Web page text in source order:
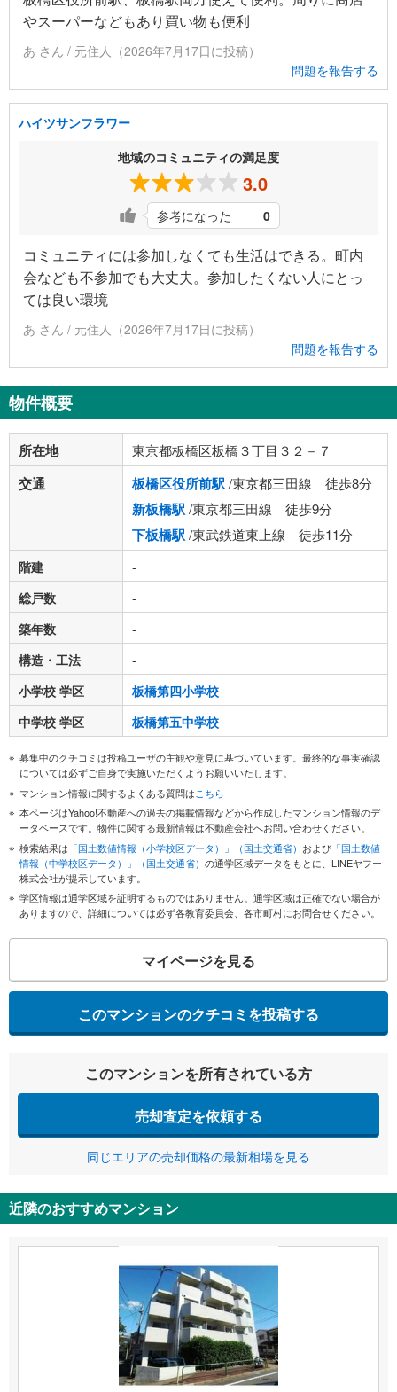
やスーパーなどもあり買い物も便利
あ さん / 元住人（2026年7月17日に投稿）
問題を報告する
ハイツサンフラワー
地域のコミュニティの満足度
3.0
参考になった 0
コミュニティには参加しなくても生活はできる。町内
会なども不参加でも大丈夫。参加したくない人にとっ
ては良い環境
あ さん / 元住人（2026年7月17日に投稿）
問題を報告する
物件概要
所在地 東京都板橋区板橋３丁目３２－７
交通 板橋区役所前駅/東京都三田線 徒歩8分
新板橋駅/東京都三田線 徒歩9分
下板橋駅/東武鉄道東上線 徒歩11分
階建
-
総戸数
-
築年数
-
構造・工法
-
小学校 学区
板橋第四小学校
中学校 学区
板橋第五中学校
募集中のクチコミは投稿ユーザの主観や意見に基づいています。最終的な事実確認
については必ずご自身で実施いただくようお願いいたします。
マンション情報に関するよくある質問はこちら
本ページはYahoo!不動産への過去の掲載情報などから作成したマンション情報のデ
ータベースです。物件に関する最新情報は不動産会社へお問い合わせください。
検索結果は 「国土数値情報（小学校区データ）」（国土交通省） および 「国土数値
情報（中学校区データ）」（国土交通省） の通学区域データをもとに、LINEヤフー
株式会社が提示しています。
学区情報は通学区域を証明するものではありません。通学区域は正確でない場合が
ありますので、詳細については必ず各教育委員会、各市町村にお問合せください。
マイページを見る
このマンションのクチコミを投稿する
このマンションを所有されている方
売却査定を依頼する
同じエリアの売却価格の最新相場を見る
近隣のおすすめマンション